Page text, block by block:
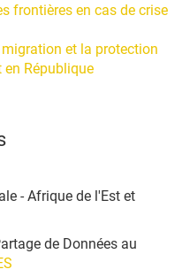
frontières en cas de crise
et la protection
République
- Afrique de l'Est et
de Données au